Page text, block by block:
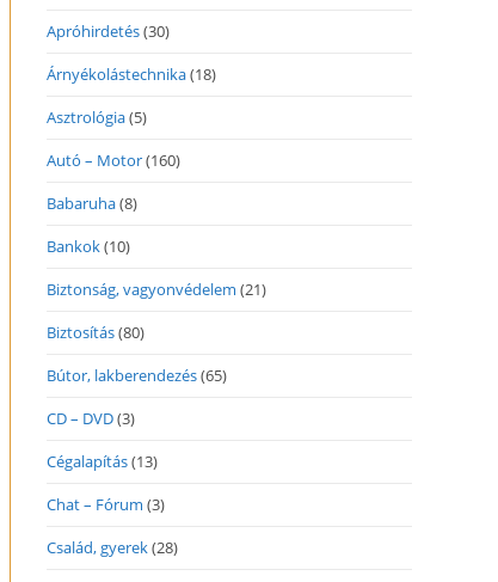
Apróhirdetés(30)
Árnyékolástechnika(18)
Asztrológia(5)
Autó – Motor(160)
Babaruha(8)
Bankok(10)
Biztonság, vagyonvédelem (21)
Biztosítás(80)
Bútor, lakberendezés(65)
CD – DVD(3)
Cégalapítás(13)
Chat – Fórum (3)
Család, gyerek(28)